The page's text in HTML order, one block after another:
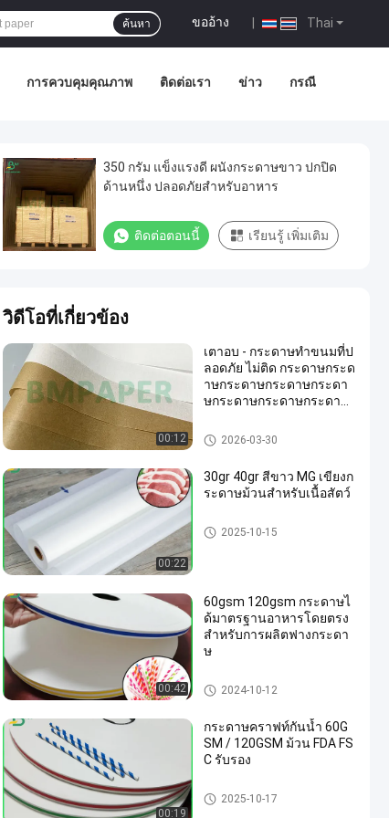
Thai
ขออ้าง
ค้นหา
การควบคุมคุณภาพ ติดต่อเรา ข่าว กรณี
350 กรัม แข็งแรงดี ผนังกระดาษขาว ปกปิด
ด้านหนึ่ง ปลอดภัยสําหรับอาหาร
ติดต่อตอนนี้ เรียนรู้ เพิ่มเติม
วิดีโอที่เกี่ยวข้อง
00:12
เตาอบ - กระดาษทําขนมที่ป
ลอดภัย ไม่ติด กระดาษกระด
าษกระดาษกระดาษกระดา
ษกระดาษกระดาษกระดาษ
ะดาษกระดาษกระดาษกระ
ดาษกระดาษกระดาษกระด
ษกระดาษกระดาษกระดาษ
กระดาษกระดาษกระดาษกร
ดาษกระดาษกระดาษกระด
ะดาษกระดาษกระดาษกระ
ดาษกระดาษกระดาษกระด
าษกระดาษกระดาษกระดา
ษกระดาษกระดาษกระดาษ
กระดาษม้วนเกรดอาหาร
2026-03-30
00:22
30gr 40gr สีขาว MG เขียงก
ระดาษม้วนสำหรับเนื้อสัตว์
กระดาษม้วนเกรดอาหาร
2025-10-15
00:42
60gsm 120gsm กระดาษไ
ด้มาตรฐานอาหารโดยตรง
สำหรับการผลิตฟางกระดา
ษ
กระดาษม้วนเกรดอาหาร
2024-10-12
00:19
กระดาษคราฟท์กันน้ำ 60G
SM / 120GSM ม้วน FDA FS
C รับรอง
กระดาษม้วนเกรดอาหาร
2025-10-17